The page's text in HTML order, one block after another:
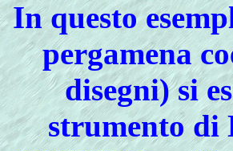
In questo
pergamena
disegni) si
strumento